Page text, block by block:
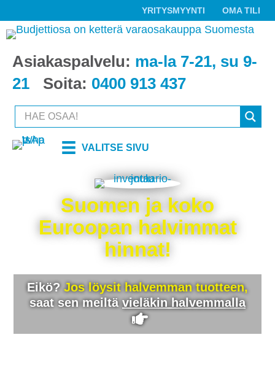
YRITYSMYYNTI OMA TILI
Asiakaspalvelu: ma-la 7-21, su 9-
21
Soita: 0400 913 437
VALITSE SIVU
Suomen ja koko
Euroopan halvimmat
hinnat!
Eikö? Jos löysit halvemman tuotteen,
saat sen meiltävieläkin halvemmalla